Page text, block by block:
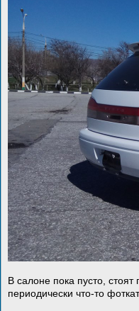
В салоне пока пусто,
периодически что-то